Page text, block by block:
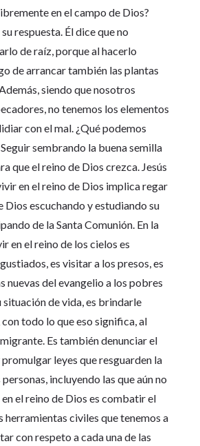
en el campo de Dios?
respuesta. Él dice que no
de raíz, porque al hacerlo
de arrancar también las plantas
siendo que nosotros
no tenemos los elementos
con el mal. ¿Qué podemos
sembrando la buena semilla
que el reino de Dios crezca. Jesús
en el reino de Dios implica regar
Dios escuchando y estudiando su
de la Santa Comunión. En la
en el reino de los cielos es
es visitar a los presos, es
nuevas del evangelio a los pobres
situación de vida, es brindarle
todo lo que eso significa, al
Es también denunciar el
leyes que resguarden la
incluyendo las que aún no
el reino de Dios es combatir el
herramientas civiles que tenemos a
con respeto a cada una de las